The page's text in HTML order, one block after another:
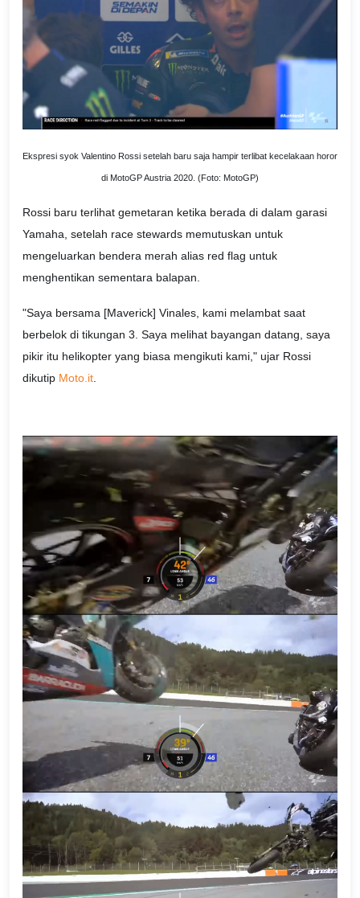
Ekspresi syok Valentino Rossi setelah baru saja hampir terlibat kecelakaan horor
di MotoGP Austria 2020. (Foto: MotoGP)
Rossi baru terlihat gemetaran ketika berada di dalam garasi
Yamaha, setelah race stewards memutuskan untuk
mengeluarkan bendera merah alias red flag untuk
menghentikan sementara balapan.
"Saya bersama [Maverick] Vinales, kami melambat saat
berbelok di tikungan 3. Saya melihat bayangan datang, saya
pikir itu helikopter yang biasa mengikuti kami," ujar Rossi
dikutip Moto.it